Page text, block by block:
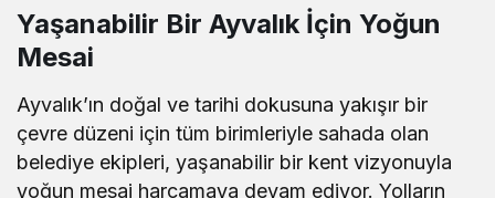
Yaşanabilir Bir Ayvalık İçin Yoğun
Mesai
Ayvalık’ın doğal ve tarihi dokusuna yakışır bir
çevre düzeni için tüm birimleriyle sahada olan
belediye ekipleri, yaşanabilir bir kent vizyonuyla
yoğun mesai harcamaya devam ediyor. Yolların